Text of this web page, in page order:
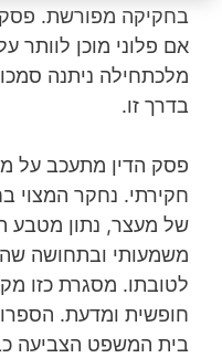
בחקיקה מפורשת. פסק
אם פלוני מוכן לוותר
מלכתחילה ניתנה
בדרך זו.
פסק הדין מתעכב על
חקירתי. נחקר המצוי
של מעצר, נתון מטבע
משמעותי ובתחושה
לטובתו. מסגרת כזו
חופשית ומדעת.
בית המשפט הצביעה